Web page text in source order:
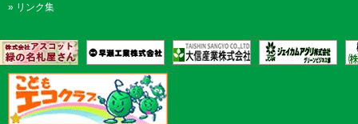
» リンク集